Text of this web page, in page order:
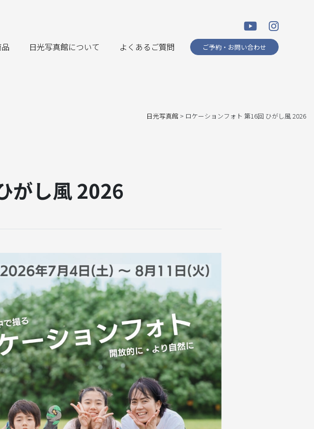
日光写真館について よくあるご質問 ご予約・お問い合わせ
日光写真館 > ロケーションフォト 第16回 ひがし風 2026
がし風 2026